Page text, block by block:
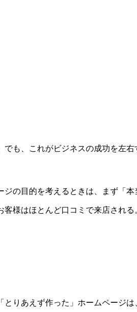
でも、これがビジネスの成功を左
の目的を考えるときは、まず「本
様はほとんど口コミで来店され
りあえず作った」ホームページは